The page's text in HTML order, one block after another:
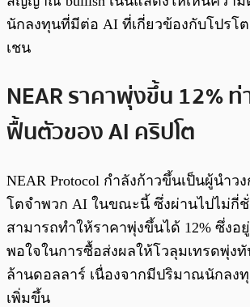
นักลงทุนที่มีต่อ AI ที่เกี่ยวข้องกับโปรโ
เชน
NEAR ราคาพุ่งขึ้น 12%
ฟื้นตัวของ AI คริปโต
NEAR Protocol กำลังก้าวขึ้นเป็นผู้นำว
โตจำพวก AI ในขณะนี้ ซึ่งผ่านไปไม่กี่ชั่
สามารถทำให้ราคาพุ่งขึ้นได้ 12% ซึ่งอ
พอใจในการซื้อส่งผลให้โวลุมเทรดพุ่งทั
ล้านดอลลาร์ เนื่องจากมีปริมาณนักลง
เพิ่มขึ้น